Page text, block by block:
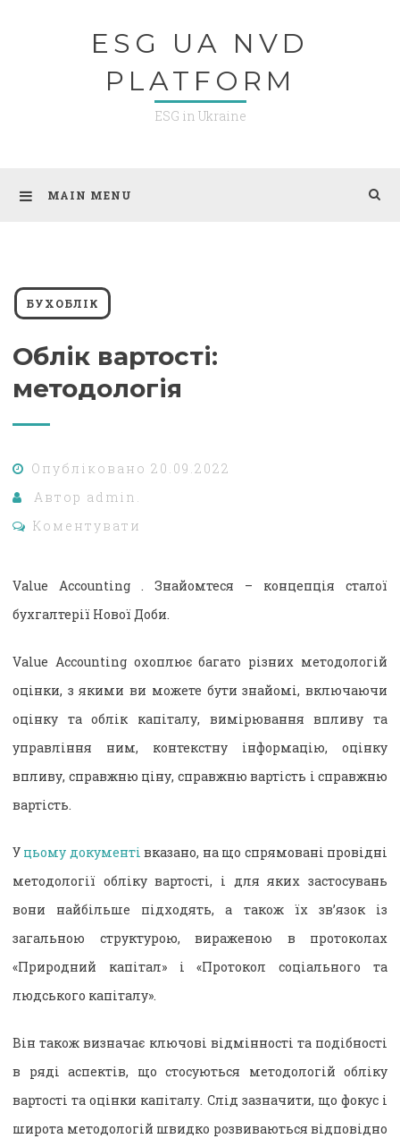
ESG UA NVD
PLATFORM
ESG in Ukraine
MAIN MENU
БУХОБЛІК
Облік вартості:
методологія
Опубліковано 20.09.2022
Автор admin.
Коментувати
Value Accounting . Знайомтеся – концепція сталої
бухгалтерії Нової Доби.
Value Accounting охоплює багато різних методологій
оцінки, з якими ви можете бути знайомі, включаючи
оцінку та облік капіталу, вимірювання впливу та
управління ним, контекстну інформацію, оцінку
впливу, справжню ціну, справжню вартість і справжню
вартість.
У цьому документі вказано, на що спрямовані провідні
методології обліку вартості, і для яких застосувань
вони найбільше підходять, а також їх зв’язок із
загальною структурою, вираженою в протоколах
«Природний капітал» і «Протокол соціального та
людського капіталу».
Він також визначає ключові відмінності та подібності
в ряді аспектів, що стосуються методологій обліку
вартості та оцінки капіталу. Слід зазначити, що фокус і
широта методологій швидко розвиваються відповідно